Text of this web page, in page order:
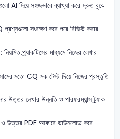
AI দিয়ে সহজভাবে ব্যাখ্যা করে দ্রুত বুঝে
সংরক্ষণ করে পরে রিভিউ করার
নিয়মিত প্র্যাকটিসের মাধ্যমে নিজের লেখার
মতো CQ মক টেস্ট দিয়ে নিজের প্রস্তুতি
উত্তর লেখার উন্নতি ও পারফরম্যান্স ট্র্যাক
উত্তর PDF আকারে ডাউনলোড করে